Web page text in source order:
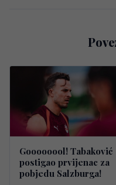
Goooooool! Tabaković
postigao prvijenac za
pobjedu Salzburga!